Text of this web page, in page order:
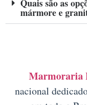
Quais são as
mármore e
Marmoraria
nacional